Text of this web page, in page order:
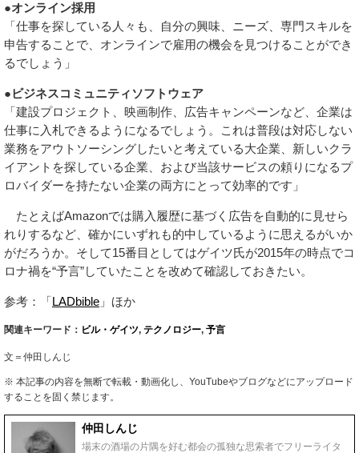
●オンライン採用
「仕事を探している人々も、自分の興味、ニーズ、専門スキルを
申告することで、オンラインで雇用の機会を見つけることができ
るでしょう」
●ビジネスコミュニティソフトウェア
「建設プロジェクト、映画制作、広告キャンペーンなど、企業は
仕事に入札できるようになるでしょう。これは普段は対応しない
業務をアウトソーシングしたいと考えている大企業、新しいクラ
イアントを探している企業、および当該サービスの頼りになるプ
ロバイダーを持たない企業の両方にとって効率的です」
たとえばAmazonでは購入履歴に基づく広告を自動的に見せら
れりするなど、確かにいずれも的中しているように思えるがいか
がだろうか。そして15番目としてはゲイツ氏が2015年の時点でコ
ロナ禍を“予言”していたことを改めて確認しておきたい。
参考：「LADbible 」ほか
関連キーワード： ビル・ゲイツ, テクノロジー, 予言
文＝仲田しんじ
※ 本記事の内容を無断で転載・動画化し、YouTubeやブログなどにアップロード
することを固く禁じます。
仲田しんじ
場末の酒場の片隅を好む都会の孤独な思索者でフリーライタ